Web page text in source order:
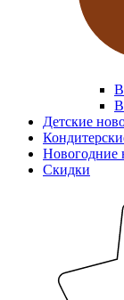
Детские
Новогодние
Скидки